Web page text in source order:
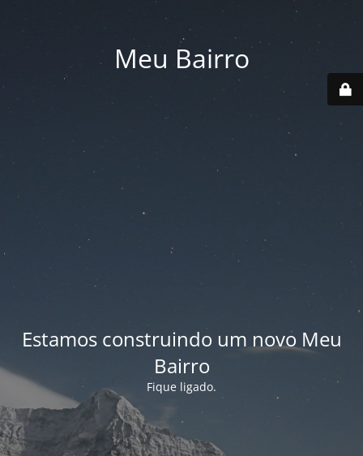
Meu Bairro
Estamos construindo um novo Meu
Bairro
Fique ligado.